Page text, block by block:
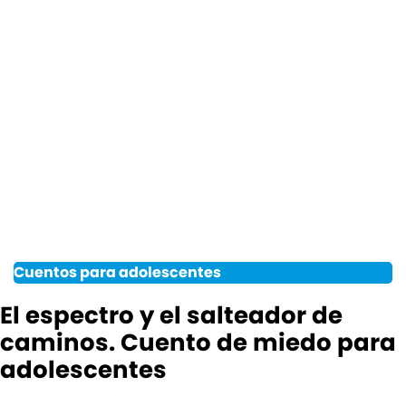
Cuentos para adolescentes
El espectro y el salteador de
caminos. Cuento de miedo para
adolescentes